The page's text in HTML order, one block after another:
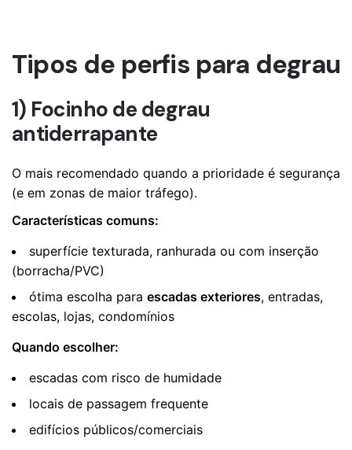
Tipos de perfis para degrau
1) Focinho de degrau
antiderrapante
O mais recomendado quando a prioridade é segurança
(e em zonas de maior tráfego).
Características comuns:
superfície texturada, ranhurada ou com inserção
(borracha/PVC)
ótima escolha para escadas exteriores, entradas,
escolas, lojas, condomínios
Quando escolher:
escadas com risco de humidade
locais de passagem frequente
edifícios públicos/comerciais